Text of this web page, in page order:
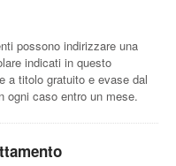
possono indirizzare una
indicati in questo
a titolo gratuito e evase dal
ogni caso entro un mese.